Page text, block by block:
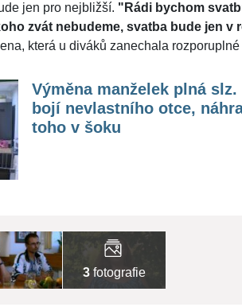
jen pro nejbližší. "Rádi bychom
zvát nebudeme, svatba bude jen v
která u diváků zanechala rozporuplné
Výměna manželek plná
bojí nevlastního otce,
toho v šoku
3 fotografie